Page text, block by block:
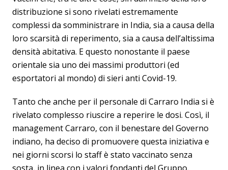
distribuzione si sono rivelati estremamente
complessi da somministrare in India, sia a causa della
loro scarsità di reperimento, sia a causa dell’altissima
densità abitativa. E questo nonostante il paese
orientale sia uno dei massimi produttori (ed
esportatori al mondo) di sieri anti Covid-19.
Tanto che anche per il personale di Carraro India si è
rivelato complesso riuscire a reperire le dosi. Così, il
management Carraro, con il benestare del Governo
indiano, ha deciso di promuovere questa iniziativa e
nei giorni scorsi lo staff è stato vaccinato senza